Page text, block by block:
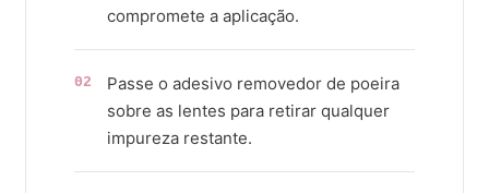
compromete a aplicação.
02
Passe o adesivo removedor de poeira
sobre as lentes para retirar qualquer
impureza restante.